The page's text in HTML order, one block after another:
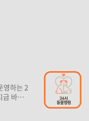
영하는 2
금 바로
어플을
확인하